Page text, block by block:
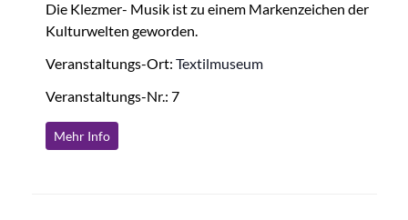
Die Klezmer- Musik ist zu einem Markenzeichen der
Kulturwelten geworden.
Veranstaltungs-Ort: Textilmuseum
Veranstaltungs-Nr.: 7
Mehr Info